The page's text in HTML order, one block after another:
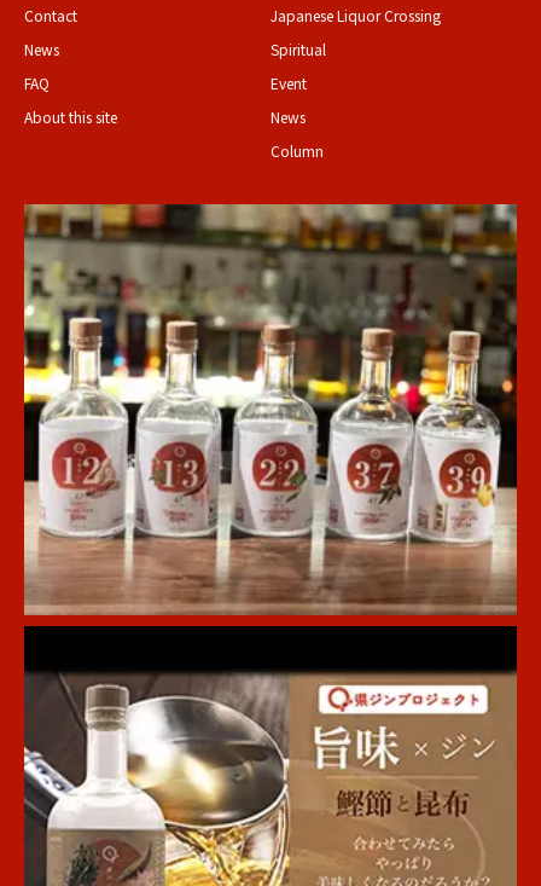
Contact
News
FAQ
About this site
Japanese Liquor Crossing
Spiritual
Event
News
Column